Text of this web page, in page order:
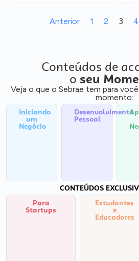
Anterior 1 2 3 4
Conteúdos de
o seu
Veja o que o Sebrae tem para
momento:
Iniciando
um
Negócio
Desenvolvimento
Pessoal
CONTEÚDOS
Para
Startups
Estudantes
e
Educadores